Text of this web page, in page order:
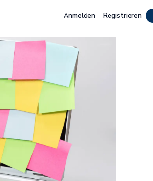
Anmelden Registrieren